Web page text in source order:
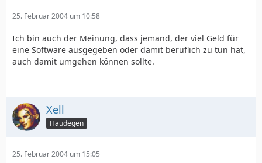
25. Februar 2004 um 10:58
Ich bin auch der Meinung, dass jemand, der viel Geld für
eine Software ausgegeben oder damit beruflich zu tun hat,
auch damit umgehen können sollte.
Xell
Haudegen
25. Februar 2004 um 15:05